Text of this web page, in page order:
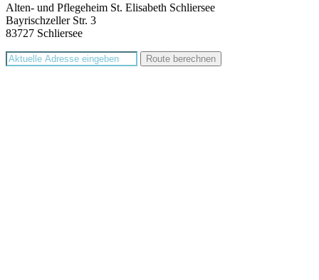
Alten- und Pflegeheim St. Elisabeth Schliersee
Bayrischzeller Str. 3
83727 Schliersee
Route berechnen